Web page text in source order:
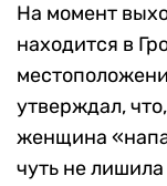
На момент
находится в
утверждал,
женщина
чуть не